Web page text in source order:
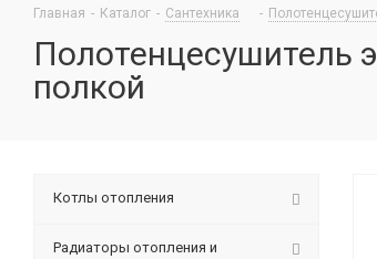
Главная - Каталог - Сантехника -
Полотенцесушитель
полкой
Котлы отопления
Радиаторы отопления и